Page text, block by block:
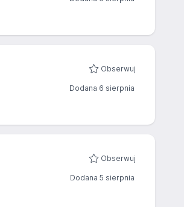
Obserwuj
Dodana 6 sierpnia
Obserwuj
Dodana 5 sierpnia